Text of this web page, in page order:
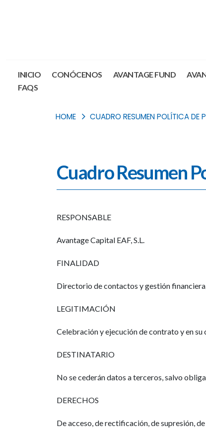
INICIO CONÓCENOS AVANTAGE FUND
FAQS
HOME CUADRO RESUMEN POLÍTICA DE
Cuadro Resumen
RESPONSABLE
Avantage Capital EAF, S.L.
FINALIDAD
Directorio de contactos y gestión
LEGITIMACIÓN
Celebración y ejecución de contrato y en
DESTINATARIO
No se cederán datos a terceros, salvo
DERECHOS
De acceso, de rectificación, de supresión,